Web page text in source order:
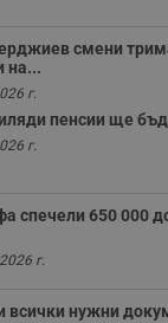
смени
на...
г.
пенсии ще
г.
спечели 650 000
г.
всички нужни